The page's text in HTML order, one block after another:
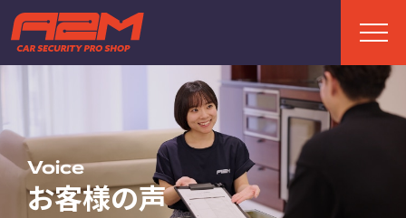
Voice
お客様の声
TOP
ABOUT